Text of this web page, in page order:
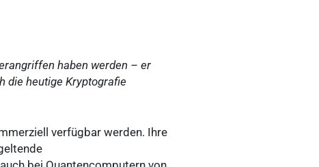
haben werden – er
die heutige Kryptografie
verfügbar werden. Ihre